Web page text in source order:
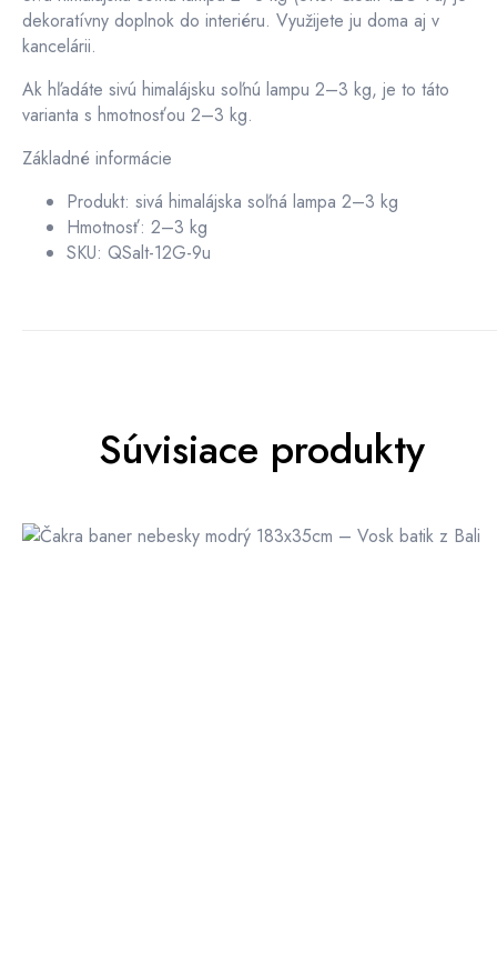
dekoratívny doplnok do interiéru. Využijete ju doma aj v
kancelárii.
Ak hľadáte sivú himalájsku soľnú lampu 2–3 kg, je to táto
varianta s hmotnosťou 2–3 kg.
Základné informácie
Produkt: sivá himalájska soľná lampa 2–3 kg
Hmotnosť: 2–3 kg
SKU: QSalt-12G-9u
Súvisiace produkty